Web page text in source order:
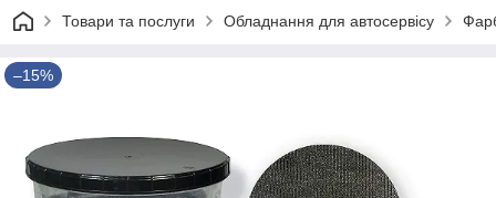
Товари та послуги Обладнання для автосервісу
–15%